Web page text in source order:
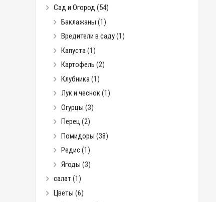
Сад и Огород (54)
Баклажаны (1)
Вредители в саду(1)
Капуста (1)
Картофель (2)
Клубника (1)
Лук и чеснок(1)
Огурцы (3)
Перец (2)
Помидоры (38)
Редис(1)
Ягоды (3)
салат(1)
Цветы (6)